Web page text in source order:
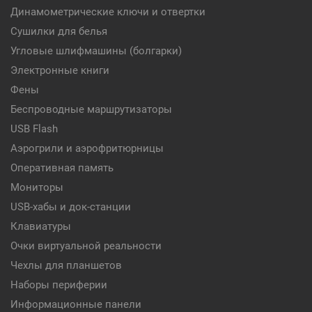
Динамометрические ключи и отвертки
Сушилки для белья
Угловые шлифмашины (болгарки)
Электронные книги
Фены
Беспроводные маршрутизаторы
USB Flash
Аэрогрили и аэрофритюрницы
Оперативная память
Мониторы
USB-хабы и док-станции
Клавиатуры
Очки виртуальной реальности
Чехлы для планшетов
Наборы периферии
Информационные панели